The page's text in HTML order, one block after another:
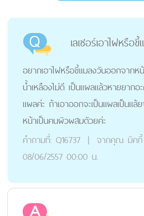
เลเซอร์เอาไฝหรือ
อยากเอาไฝหรือขี้แมลงวันออกจากห
น้ำเหลืองไม่ดี เป็นแผลแล้วหายยากอ
แผลค่ะ ถ้าเอาออกจะเป็นแผลเป็นแล้
หน้าเป็นคนผิวผสมดัวยค่ะ
คำถามที่: Q16737 | จากคุณ มิคกี้
08/06/2557 00:00 น.